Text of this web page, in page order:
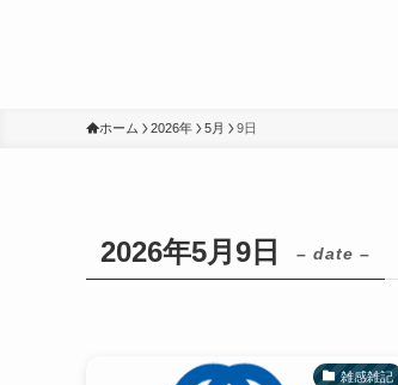
ホーム 2026年 5月 9日
2026年5月9日 – date –
雑感雑記